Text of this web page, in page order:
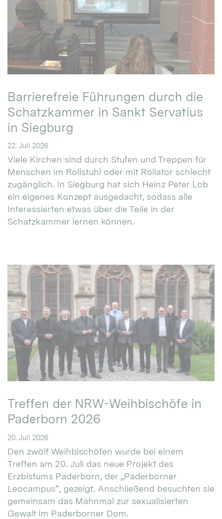
Barrierefreie Führungen durch die
Schatzkammer in Sankt Servatius
in Siegburg
22. Juli 2026
Viele Kirchen sind durch Stufen und Treppen für
Menschen im Rollstuhl oder mit Rollator schlecht
zugänglich. In Siegburg hat sich Heinz Peter Lob
ein eigenes Konzept ausgedacht, sodass alle
Interessierten etwas über die Teile in der
Schatzkammer lernen können.
Treffen der NRW-Weihbischöfe in
Paderborn 2026
20. Juli 2026
Den zwölf Weihbischöfen wurde bei einem
Treffen am 20. Juli das neue Projekt des
Erzbistums Paderborn, der „Paderborner
Leocampus“, gezeigt. Anschließend besuchten sie
gemeinsam das Mahnmal zur sexualisierten
Gewalt im Paderborner Dom.